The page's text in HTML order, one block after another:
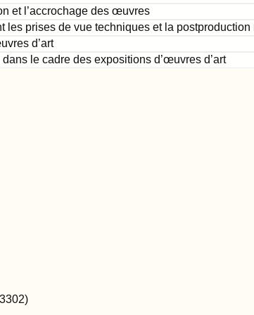
et l’accrochage des œuvres
les prises de vue techniques et la postproduction
d’art
le cadre des expositions d’œuvres d’art
)